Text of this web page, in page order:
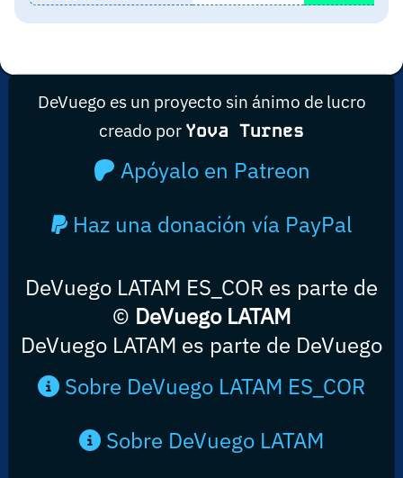
DeVuego es un proyecto sin ánimo de lucro
creado por Yova Turnes
Apóyalo en Patreon
Haz una donación vía PayPal
DeVuego LATAM ES_COR es parte de
© DeVuego LATAM
DeVuego LATAM es parte de DeVuego
Sobre DeVuego LATAM ES_COR
Sobre DeVuego LATAM